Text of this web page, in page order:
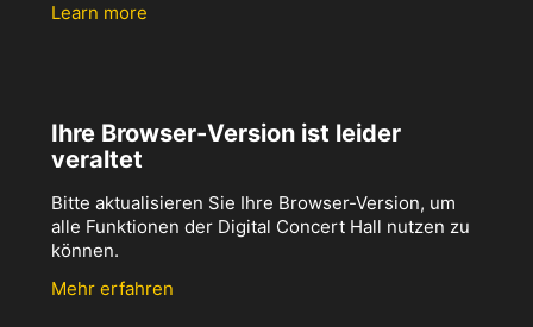
Learn more
Ihre Browser-Version ist leider
veraltet
Bitte aktualisieren Sie Ihre Browser-Version, um
alle Funktionen der Digital Concert Hall nutzen zu
können.
Mehr erfahren